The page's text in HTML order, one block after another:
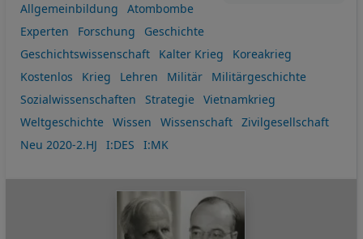
Allgemeinbildung
Atombombe
Experten
Forschung
Geschichte
Geschichtswissenschaft
Kalter Krieg
Koreakrieg
Kostenlos
Krieg Lehren Militär
Militärgeschichte
Sozialwissenschaften
Strategie
Vietnamkrieg
Weltgeschichte
Wissen Wissenschaft
Zivilgesellschaft
Neu 2020-2.HJ
I:DES I:MK